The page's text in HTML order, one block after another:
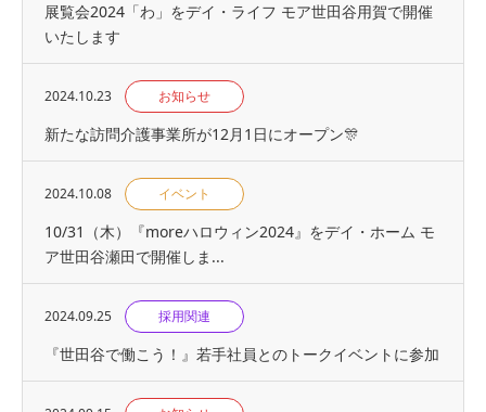
展覧会2024「わ」をデイ・ライフ モア世田谷用賀で開催
いたします
2024.10.23 お知らせ
新たな訪問介護事業所が12月1日にオープン🎊
2024.10.08 イベント
10/31（木）『moreハロウィン2024』をデイ・ホーム モ
ア世田谷瀬田で開催しま...
2024.09.25 採用関連
『世⽥⾕で働こう！』若手社員とのトークイベントに参加